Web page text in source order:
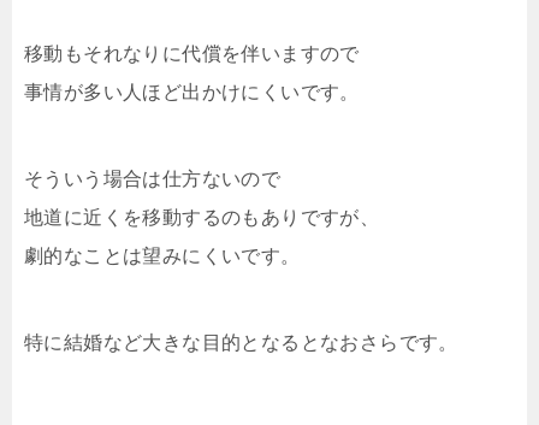
移動もそれなりに代償を伴いますので
事情が多い人ほど出かけにくいです。
そういう場合は仕方ないので
地道に近くを移動するのもありですが、
劇的なことは望みにくいです。
特に結婚など大きな目的となるとなおさらです。